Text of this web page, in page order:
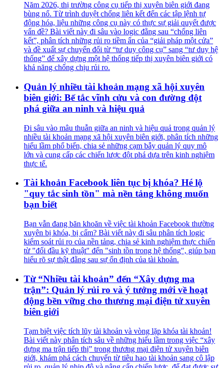
Năm 2026, thị trường công cụ tiếp thị xuyên biên giới đang
bùng nổ. Từ trình duyệt chống liên kết đến các tập lệnh tự
động hóa, liệu những công cụ này có thực sự giải quyết được
vấn đề? Bài viết này đi sâu vào logic đằng sau “chống liên
kết”, phân tích những rủi ro tiềm ẩn của “giải pháp một cửa”
và đề xuất sự chuyển đổi từ “tư duy công cụ” sang “tư duy hệ
thống” để xây dựng một hệ thống tiếp thị xuyên biên giới có
khả năng chống chịu rủi ro.
Quản lý nhiều tài khoản mạng xã hội xuyên
biên giới: Bế tắc vĩnh cửu và con đường đột
phá giữa an ninh và hiệu quả
Đi sâu vào mâu thuẫn giữa an ninh và hiệu quả trong quản lý
nhiều tài khoản mạng xã hội xuyên biên giới, phân tích những
hiểu lầm phổ biến, chia sẻ những cạm bẫy quản lý quy mô
lớn và cung cấp các chiến lược đột phá dựa trên kinh nghiệm
thực tế.
Tài khoản Facebook liên tục bị khóa? Hé lộ
"quy tắc sinh tồn" mà nền tảng không muốn
bạn biết
Bạn vẫn đang băn khoăn về việc tài khoản Facebook thường
xuyên bị khóa, bị cấm? Bài viết này đi sâu phân tích logic
kiểm soát rủi ro của nền tảng, chia sẻ kinh nghiệm thực chiến
từ "đối đầu kỹ thuật" đến "sinh tồn trong hệ thống", giúp bạn
hiểu rõ sự thật đằng sau sự ổn định của tài khoản.
Từ “Nhiều tài khoản” đến “Xây dựng ma
trận”: Quản lý rủi ro và ý tưởng mới về hoạt
động bền vững cho thương mại điện tử xuyên
biên giới
Tạm biệt việc tích lũy tài khoản và vòng lặp khóa tài khoản!
Bài viết này phân tích sâu về những hiểu lầm trong việc “xây
dựng ma trận tiếp thị” trong thương mại điện tử xuyên biên
giới, khám phá cách chuyển từ tiêu hao tài khoản sang cô lập